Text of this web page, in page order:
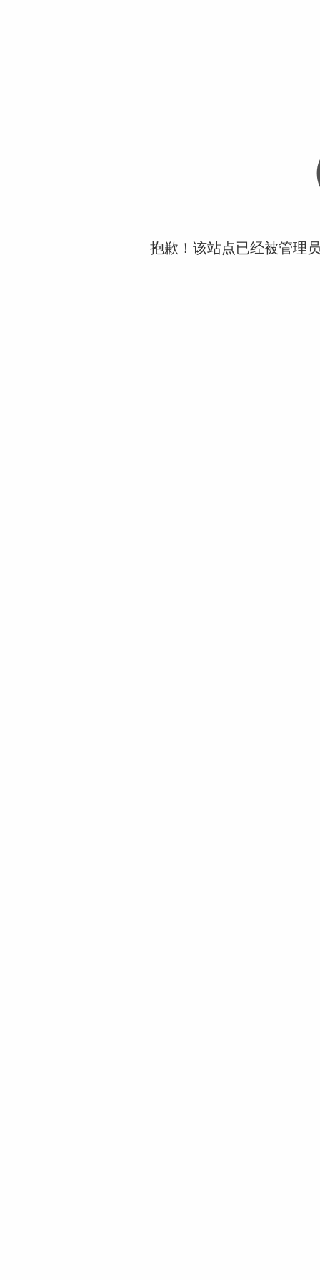
抱歉！该站点已经被管理